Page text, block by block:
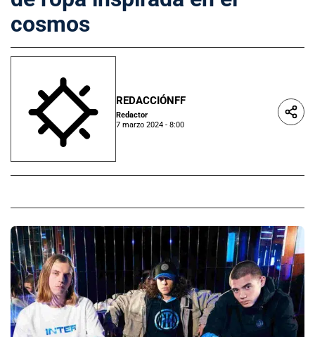
cosmos
REDACCIÓNFF
Redactor
7 marzo 2024 - 8:00